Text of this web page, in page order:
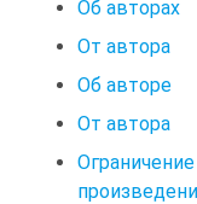
Об авторах
От автора
Об авторе
От автора